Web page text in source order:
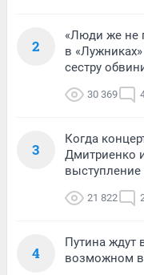
2
«Люди же не
в
сестру
30 369
3
Когда
Дмитриенко
выступление
21 822
4
Путина ждут
возможном